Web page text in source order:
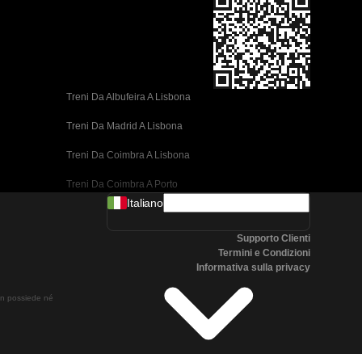
Treni Da Albufeira A Lisbona
Treni Da Madrid A Lisbona
Treni Da Coimbra A Lisbona
Treni Da Coimbra A Porto
Treni Da Valencia A Barcellona
Treni Da Malaga A Madrid
possiede né
Italiano
Supporto Clienti
Termini e Condizioni
Informativa sulla privacy